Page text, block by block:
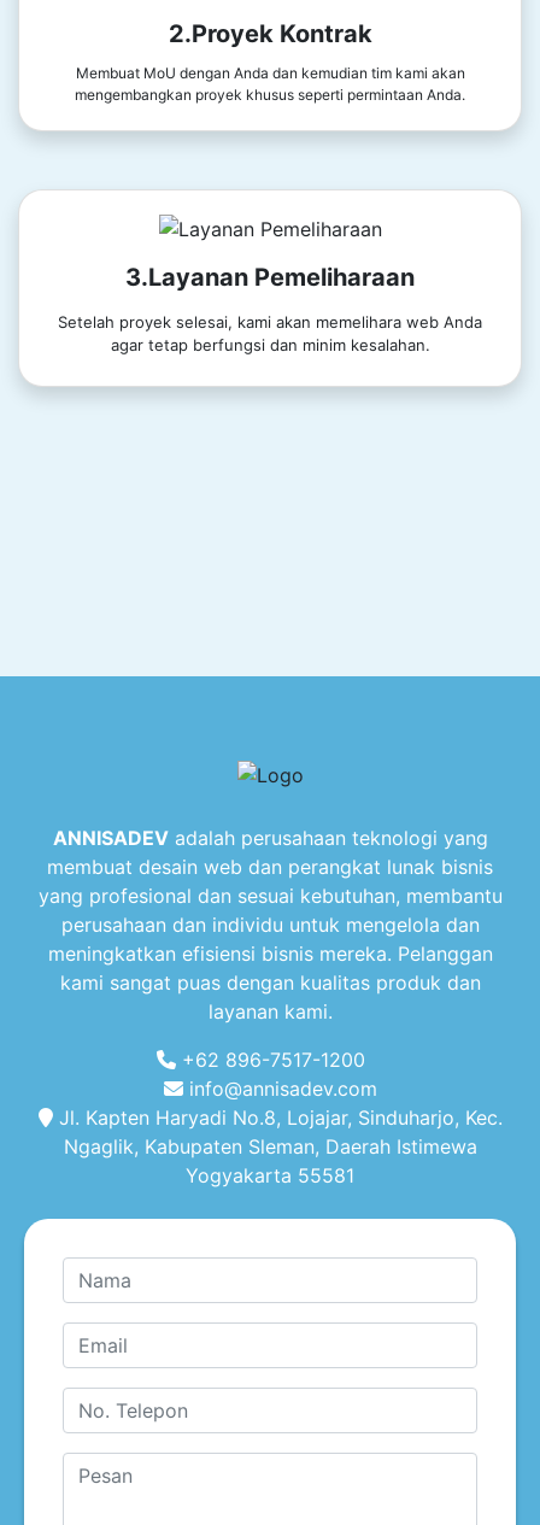
2.Proyek Kontrak
Membuat MoU dengan Anda dan kemudian tim kami akan
mengembangkan proyek khusus seperti permintaan Anda.
3.Layanan Pemeliharaan
Setelah proyek selesai, kami akan memelihara web Anda
agar tetap berfungsi dan minim kesalahan.
ANNISADEVadalah perusahaan teknologi yang
membuat desain web dan perangkat lunak bisnis
yang profesional dan sesuai kebutuhan, membantu
perusahaan dan individu untuk mengelola dan
meningkatkan efisiensi bisnis mereka. Pelanggan
kami sangat puas dengan kualitas produk dan
layanan kami.
+62 896-7517-1200
info@annisadev.com
Jl. Kapten Haryadi No.8, Lojajar, Sinduharjo, Kec.
Ngaglik, Kabupaten Sleman, Daerah Istimewa
Yogyakarta 55581